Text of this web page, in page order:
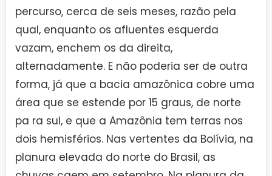
percurso, cerca de seis meses, razão pela
qual, enquanto os afluentes esquerda
vazam, enchem os da direita,
alternadamente. E não poderia ser de outra
forma, já que a bacia amazônica cobre uma
área que se estende por 15 graus, de norte
pa ra sul, e que a Amazônia tem terras nos
dois hemisférios. Nas vertentes da Bolívia, na
planura elevada do norte do Brasil, as